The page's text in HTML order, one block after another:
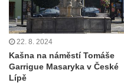
22. 8. 2024
Kašna na náměstí Tomáše
Garrigue Masaryka v České
Lípě